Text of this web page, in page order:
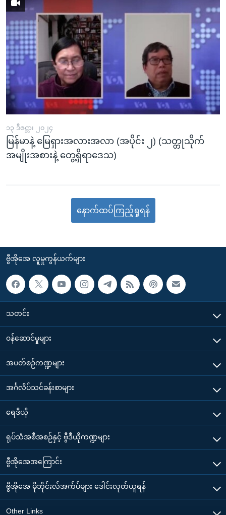
၁၃ ဒီဇင္ဘာ၊ ၂၀၂၄
မြန်မာနဲ့ မြေရှားအလားအလာ (အပိုင်း ၂) (သတ္တုသိုက်
အမျိုးအစားနဲ့ တွေ့ရှိရာဒေသ)
နောက်ထပ်ကြည့်ရှုရန်
ဗွီအိုအေ လူမှုကွန်ယက်များ
သတင်း
၀န်ဆောင်မှုများ
အပတ်စဉ်ကဏ္ဍများ
အင်္ဂလိပ်သင်ခန်းစာများ
ရေဒီယို
ရုပ်သံအစီအစဉ်နှင့် ဗွီဒီယိုကဏ္ဍများ
ဗွီအိုအေအကြောင်း
ဗွီအိုအေ မိုဘိုင်းလ်အက်ပ်များ ဒေါင်းလုတ်ယူရန်
Other Links